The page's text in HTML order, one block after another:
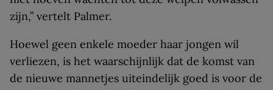
zijn,” vertelt Palmer.
Hoewel geen enkele moeder haar jongen wil
verliezen, is het waarschijnlijk dat de komst van
de nieuwe mannetjes uiteindelijk goed is voor de